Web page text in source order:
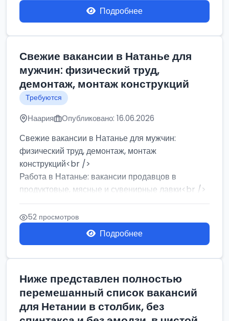
Подробнее
Свежие вакансии в Натанье для
мужчин: физический труд,
демонтаж, монтаж конструкций
Требуются
Наария Опубликовано: 16.06.2026
Свежие вакансии в Натанье для мужчин:
физический труд, демонтаж, монтаж
конструкций<br />
Работа в Натанье: вакансии продавцов в
продуктовые, мясные и сувенирные лавки<br />
Разнорабочий на сборку м...
52 просмотров
Подробнее
Ниже представлен полностью
перемешанный список вакансий
для Нетании в столбик, без